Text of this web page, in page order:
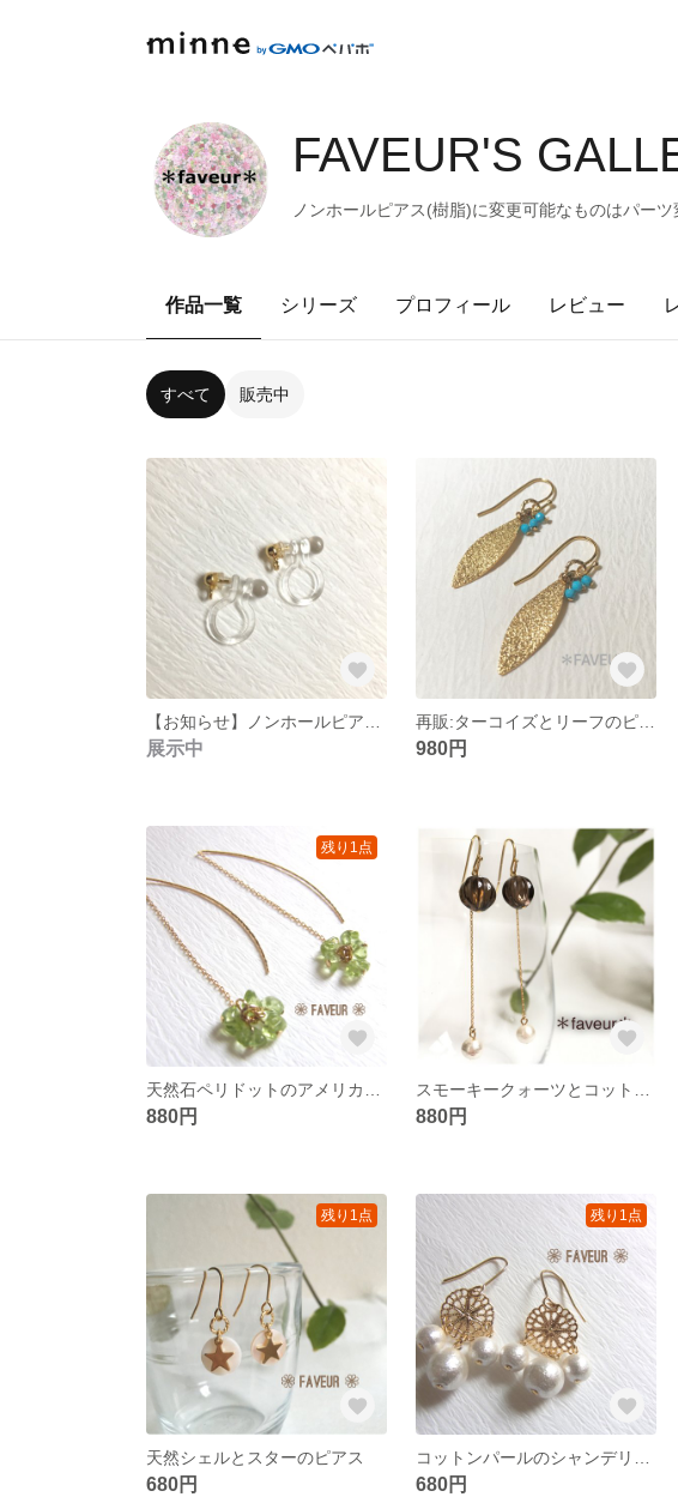
FAVEUR'S
ノンホールピアス(樹脂)に変更可能なものはパーツ
作品一覧 シリーズ プロフィール レビュー
すべて 販売中
展示中
再販:ターコイズとリーフのピアス
980円
残り1点
880円 880円
残り1点
天然シェルとスターのピアス
680円
残り1点
680円